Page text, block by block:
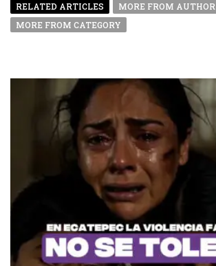
RELATED ARTICLES
MORE FROM AUTHOR
MORE FROM CATEGORY